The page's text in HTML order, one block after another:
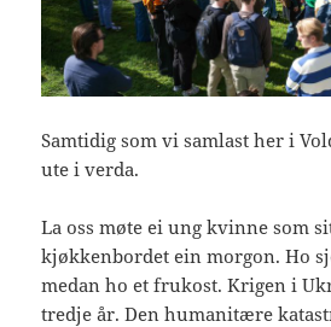
Samtidig som vi samlast her i
ute i verda.
La oss møte ei ung kvinne som
kjøkkenbordet ein morgon. Ho
medan ho et frukost. Krigen i
tredje år. Den humanitære